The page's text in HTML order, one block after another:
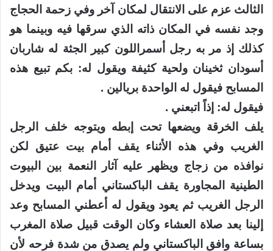
الثالث عزم على الانتقال لمكان آخر وفي زحمة الحجاج
وجد نفسه في المكان ذاته الذي سرقها فيه وبينما هو
كذلك إذ مر به رجل أسمراللون كبير الجثة له شاربان
أسودان ثخينان ولحية كثيفة ويقول له: بكم تبيع هذه
المسابح فيقول له الواحدة بريالين .
فيقول له: إذاً اتبعني .
يلف الخرقة ويضعها تحت إبطه ويتوجه خلف الرجل
الغريب وفي هذه الأثناء يقف أمام بيت عتيق لكن
نوافذه من زجاج ويظهر عليه آثار النعمة بين البيوت
الطينية المجاورة يقف الباكستاني أمام البيت ويدخل
الرجل الغريب ثم يعود ويقول له أعطني المسابح وعد
إلينا بعد صلاة العشاء وكان الوقت قبيل صلاة المغرب
بساعة وافق الباكستاني ولم يصدق من شدة فرحه لأن